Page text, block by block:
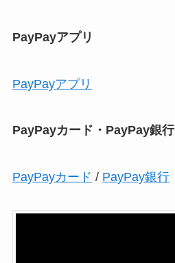
PayPayアプリ
PayPayアプリ
PayPayカード・PayPay銀行
PayPayカード / PayPay銀行